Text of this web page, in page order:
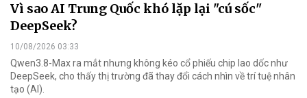
Vì sao AI Trung Quốc khó lặp lại "cú sốc"
DeepSeek?
10/08/2026 03:33
Qwen3.8-Max ra mắt nhưng không kéo cổ phiếu chip lao dốc như
DeepSeek, cho thấy thị trường đã thay đổi cách nhìn về trí tuệ nhân
tạo (AI).